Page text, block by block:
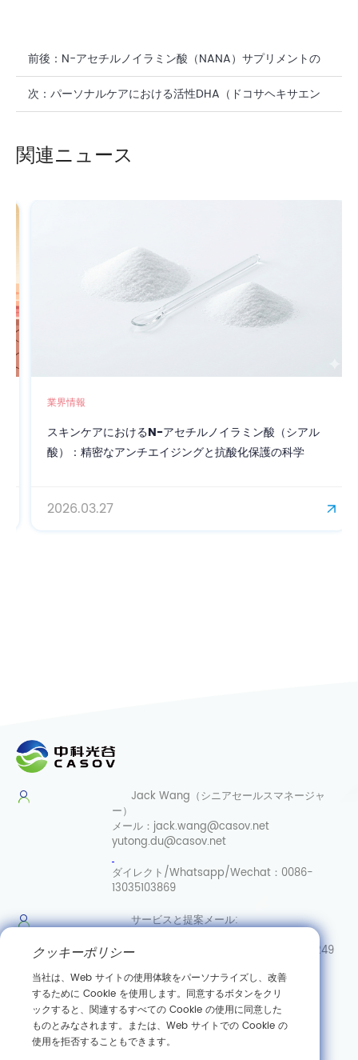
前後： N-アセチルノイラミン酸（NANA）サプリメントの
抗酸化作用による肌の健康
次： パーソナルケアにおける活性DHA（ドコサヘキサエン
関連ニュース
業界情報
スキンケアにおけるN-アセチルノイラミン酸（シアル
酸）：精密なアンチエイジングと抗酸化保護の科学
2026.03.27
Jack Wang（シニアセールスマネージャ
ー）
メール： jack.wang@casov.net
yutong.du@casov.net
ダイレクト/Whatsapp/Wechat： 0086-
13035103869
サービスと提案メール:
ト/Whatsapp/Wechat:
0086-15307143249
武漢合成
生物学イノベーションハブ
中国湖北省武漢市東湖新技術開発区高科園三路89号
クッキーポリシー
当社は、Web サイトの使用体験をパーソナライズし、改善
するために Cookie を使用します。同意するボタンをクリ
ックすると、関連するすべての Cookie の使用に同意した
ものとみなされます。または、Web サイトでの Cookie の
使用を拒否することもできます。